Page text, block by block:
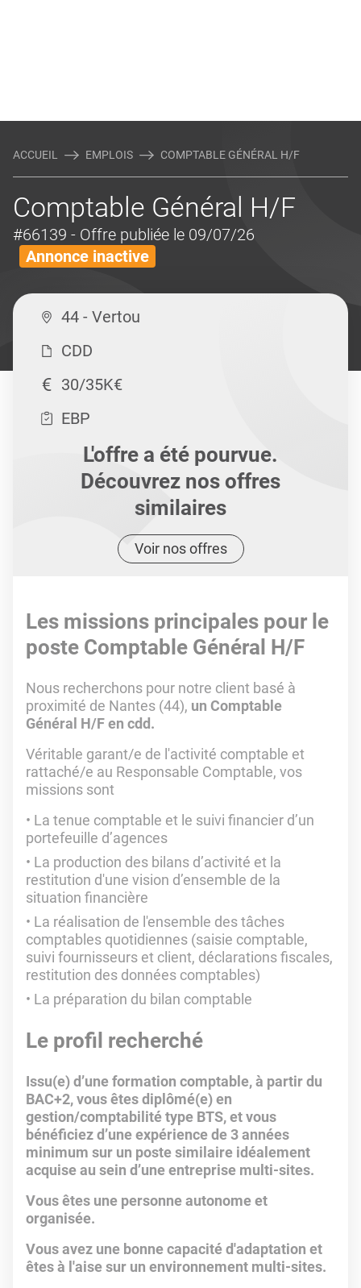
ACCUEIL EMPLOIS COMPTABLE GÉNÉRAL H/F
Comptable Général H/F
#66139 - Offre publiée le 09/07/26
Annonce inactive
44 - Vertou
CDD
30/35K€
EBP
L'offre a été pourvue.
Découvrez nos offres
similaires
Voir nos offres
Les missions principales pour le
poste Comptable Général H/F
Nous recherchons pour notre client basé à
proximité de Nantes (44), un Comptable
Général H/F en cdd.
Véritable garant/e de l'activité comptable et
rattaché/e au Responsable Comptable, vos
missions sont
La tenue comptable et le suivi financier d’un
portefeuille d’agences
La production des bilans d’activité et la
restitution d'une vision d’ensemble de la
situation financière
La réalisation de l'ensemble des tâches
comptables quotidiennes (saisie comptable,
suivi fournisseurs et client, déclarations fiscales,
restitution des données comptables)
La préparation du bilan comptable
Le profil recherché
Issu(e) d’une formation comptable, à partir du
BAC+2, vous êtes diplômé(e) en
gestion/comptabilité type BTS, et vous
bénéficiez d’une expérience de 3 années
minimum sur un poste similaire idéalement
acquise au sein d’une entreprise multi-sites.
Vous êtes une personne autonome et
organisée.
Vous avez une bonne capacité d'adaptation et
êtes à l'aise sur un environnement multi-sites.